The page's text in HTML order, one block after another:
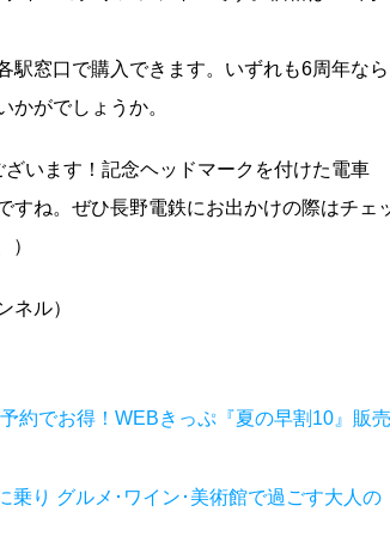
駅窓口で購入できます。いずれも6周年なら
がでしょうか。
います！記念ヘッドマークを付けた電車
すね。ぜひ長野電鉄にお出かけの際はチェ
）
ネル）
約でお得！WEBきっぷ『夏の早割10』販売
乗り グルメ･ワイン･美術館で過ごす大人の